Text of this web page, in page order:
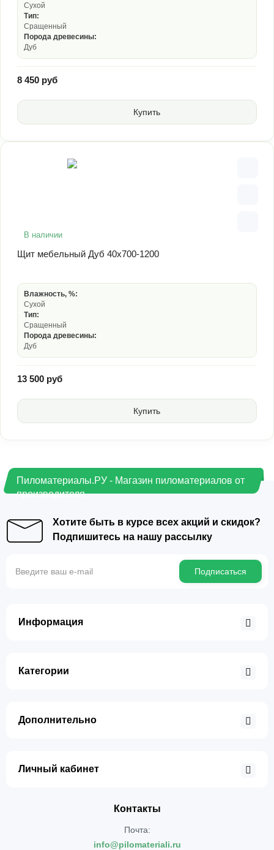
Сухой
Тип:
Сращенный
Порода древесины:
Дуб
8 450 руб
Купить
В наличии
Щит мебельный Дуб 40х700-1200
Влажность, %:
Сухой
Тип:
Сращенный
Порода древесины:
Дуб
13 500 руб
Купить
Пиломатериалы.РУ - Магазин пиломатериалов от
производителя
Хотите быть в курсе всех акций и скидок?
Подпишитесь на нашу рассылку
Подписаться
Информация
Категории
Дополнительно
Личный кабинет
Контакты
Почта:
info@pilomateriali.ru